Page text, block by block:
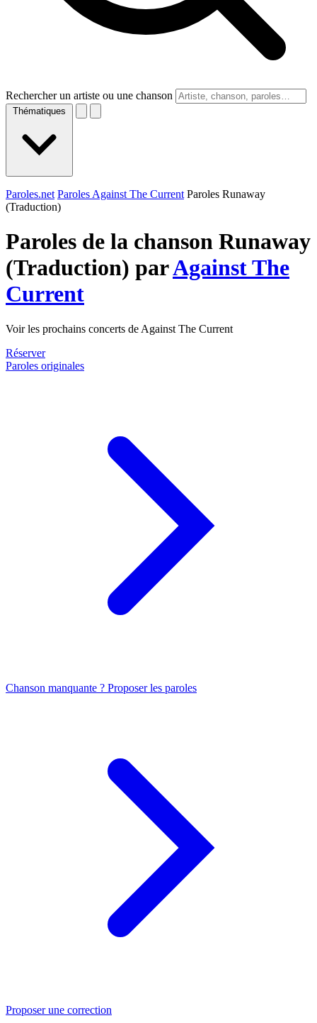
Rechercher un artiste ou une chanson
Thématiques
Paroles.net Paroles Against The Current Paroles Runaway
(Traduction)
Paroles de la chanson Runaway
(Traduction) parAgainst The
Current
Voir les prochains concerts de Against The Current
Réserver
Paroles originales
Chanson manquante ? Proposer les paroles
Proposer une correction